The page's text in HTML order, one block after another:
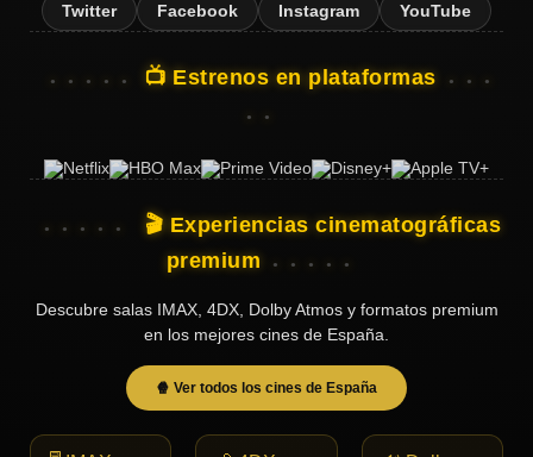
Twitter Facebook Instagram YouTube
📺 Estrenos en plataformas
🎬 Experiencias cinematográficas
premium
Descubre salas IMAX, 4DX, Dolby Atmos y formatos premium
en los mejores cines de España.
🍿 Ver todos los cines de España